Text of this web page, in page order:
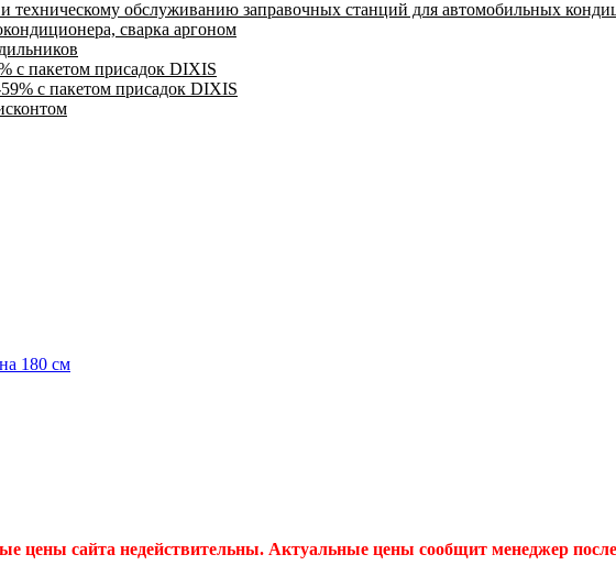
техническому обслуживанию заправочных станций для автомобильных
сварка аргоном
с пакетом присадок DIXIS
с пакетом присадок DIXIS
180 см
цены сайта недействительны. Актуальные цены сообщит менеджер